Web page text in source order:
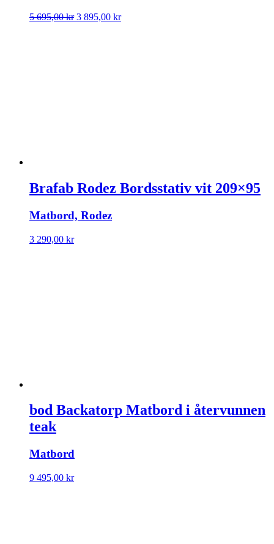
5 695,00kr Det
3 895,00 krDet
Brafab Rodez Bordsstativ vit 209×95
Matbord, Rodez
3 290,00 kr
bod Backatorp Matbord i återvunnen
teak
Matbord
9 495,00 kr